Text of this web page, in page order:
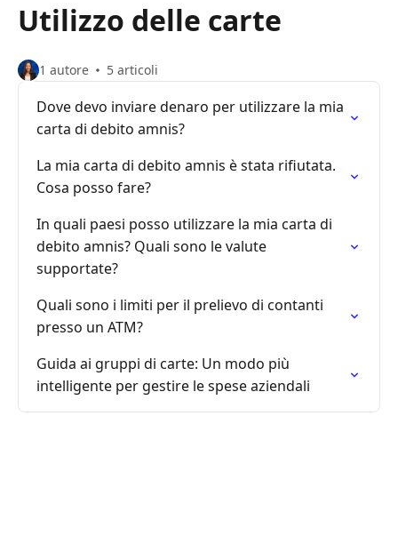
Utilizzo delle carte
1 autore 5 articoli
Dove devo inviare denaro per utilizzare la mia
carta di debito amnis?
La mia carta di debito amnis è stata rifiutata.
Cosa posso fare?
In quali paesi posso utilizzare la mia carta di
debito amnis? Quali sono le valute
supportate?
Quali sono i limiti per il prelievo di contanti
presso un ATM?
Guida ai gruppi di carte: Un modo più
intelligente per gestire le spese aziendali